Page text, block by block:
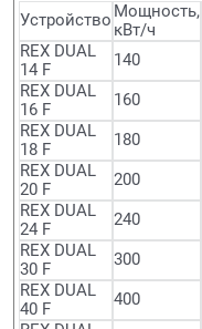
Устройство Мощность,
кВт/ч
REX DUAL
14 F
140
REX DUAL
16 F
160
REX DUAL
18 F
180
REX DUAL
20 F
200
REX DUAL
24 F
240
REX DUAL
30 F
300
REX DUAL
40 F
400